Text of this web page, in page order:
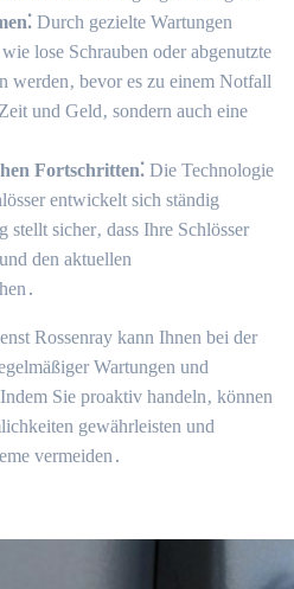
Durch gezielte Wartungen
lose Schrauben oder abgenutzte
werden‚ bevor es zu einem Notfall
und Geld‚ sondern auch eine
Fortschritten⁚ Die Technologie
entwickelt sich ständig
sicher‚ dass Ihre Schlösser
den aktuellen
Rossenray kann Ihnen bei der
Wartungen und
Sie proaktiv handeln‚ können
gewährleisten und
vermeiden․